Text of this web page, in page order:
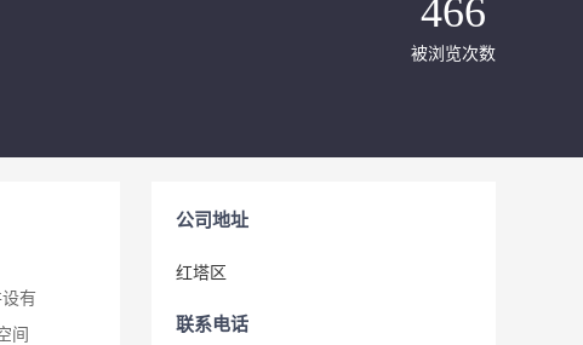
466
被浏览次数
有
间
公司地址
红塔区
联系电话